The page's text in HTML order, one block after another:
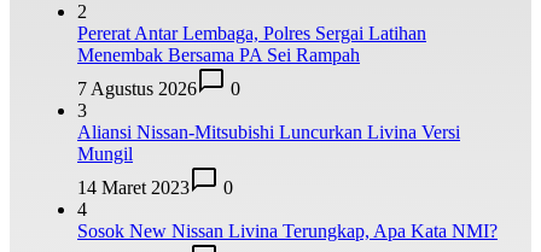
2
Pererat Antar Lembaga, Polres Sergai Latihan
Menembak Bersama PA Sei Rampah
7 Agustus 2026
0
3
Aliansi Nissan-Mitsubishi Luncurkan Livina Versi
Mungil
14 Maret 2023
0
4
Sosok New Nissan Livina Terungkap, Apa Kata NMI?